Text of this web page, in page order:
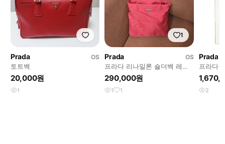
Prada
OS
토트백
20,000원
1
1
Prada
OS
프라다 리나일론 숄더백 레드
정품
290,000원
1 1
Prada
프라다
고 토트
1BA332
2